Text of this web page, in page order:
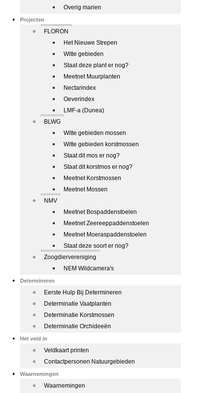
Overig marien
Projecten
FLORON
Het Nieuwe Strepen
Witte gebieden
Staat deze plant er nog?
Meetnet Muurplanten
Nectarindex
Oeverindex
LMF-a (Dunea)
BLWG
Witte gebieden mossen
Witte gebieden korstmossen
Staat dit mos er nog?
Staat dit korstmos er nog?
Meetnet Korstmossen
Meetnet Mossen
NMV
Meetnet Bospaddenstoelen
Meetnet Zeereeppaddenstoelen
Meetnet Moeraspaddenstoelen
Staat deze soort er nog?
Zoogdiervereniging
NEM Wildcamera's
Determineren
Eerste Hulp Bij Determineren
Determinatie Vaatplanten
Determinatie Korstmossen
Determinatie Orchideeën
Het veld in
Veldkaart printen
Contactpersonen Natuurgebieden
Waarnemingen
Waarnemingen